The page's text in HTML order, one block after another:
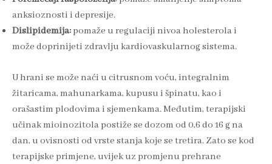
anksioznosti i depresije.
Dislipidemija:pomaže u regulaciji nivoa holesterola i
može doprinijeti zdravlju kardiovaskularnog sistema.
U hrani se može naći u citrusnom voću, integralnim
žitaricama, mahunarkama, kupusu i špinatu, kao i
orašastim plodovima i sjemenkama. Međutim, terapijski
učinak mioinozitola postiže se dozom od 0,6 do 16 g na
dan, u ovisnosti od vrste stanja koje se tretira. Zato se kod
terapijske primjene, uvijek uz promjenu prehrane